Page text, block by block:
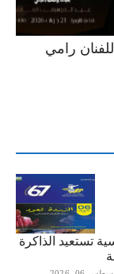
رامي
تستعيد الذاكرة